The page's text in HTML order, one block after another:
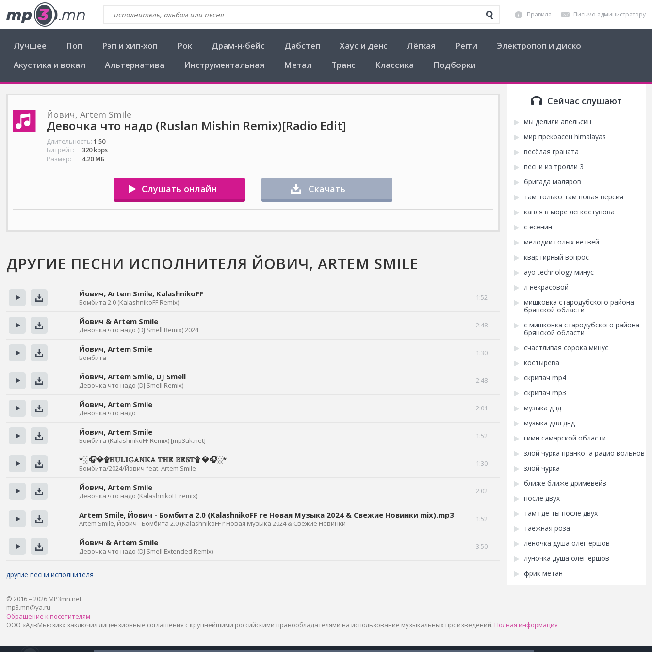
Правила Письмо администратору
Лучшее Поп Рэп и хип-хоп Рок Драм-н-бейс Дабстеп Хаус и денс Лёгкая Регги
Электропоп и диско
Акустика и вокал
Альтернатива Инструментальная Метал Транс Классика Подборки
Йович, Artem Smile
Девочка что надо (Ruslan Mishin Remix)[Radio Edit]
Длительность: 1:50
Битрейт:
320 kbps
Размер:
4.20 МБ
Слушать онлайн Скачать
ДРУГИЕ ПЕСНИ ИСПОЛНИТЕЛЯ ЙОВИЧ, ARTEM SMILE
1:52
Йович, Artem Smile, KalashnikoFF
Бомбита 2.0 (KalashnikoFF Remix)
2:48
Йович & Artem Smile
Девочка что надо (DJ Smell Remix) 2024
1:30
Йович, Artem Smile
Бомбита
2:48
Йович, Artem Smile, DJ Smell
Девочка что надо (DJ Smell Remix)
2:01
Йович, Artem Smile
Девочка что надо
1:52
Йович, Artem Smile
Бомбита (KalashnikoFF Remix) [mp3uk.net]
1:30 *░🎧💎۩ℍ𝕌𝕃𝕀𝔾𝔸ℕ𝕂𝔸 𝕋ℍ𝔼 𝔹𝔼𝕊𝕋۩ 💎🎧░*
Бомбита/2024/Йович feat. Artem Smile
2:02
Йович, Artem Smile
Девочка что надо (KalashnikoFF remix)
1:52
Artem Smile, Йович - Бомбита 2.0 (KalashnikoFF re Новая Музыка 2024 & Свежие Новинки mix).mp3
Artem Smile, Йович - Бомбита 2.0 (KalashnikoFF r Новая Музыка 2024 & Свежие Новинки
3:50
Йович & Artem Smile
Девочка что надо (DJ Smell Extended Remix)
другие песни исполнителя
Сейчас слушают
мы делили апельсин
мир прекрасен himalayas
весёлая граната
песни из тролли 3
бригада маляров
там только там новая версия
капля в море легкоступова
с есенин
мелодии голых ветвей
квартирный вопрос
ayo technology минус
л некрасовой
мишковка стародубского района
брянской области
с мишковка стародубского района
брянской области
счастливая сорока минус
костырева
скрипач mp4
скрипач mp3
музыка днд
музыка для днд
гимн самарской области
злой чурка пранкота радио вольнов
злой чурка
ближе ближе дримевейв
после двух
там где ты после двух
таежная роза
леночка душа олег ершов
луночка душа олег ершов
фрик метан
© 2016 – 2026 MP3mn.net
mp3.mn@ya.ru
Обращение к посетителям
ООО «АдвМьюзик» заключил лицензионные соглашения с крупнейшими российскими правообладателями на использование музыкальных произведений.Полная информация